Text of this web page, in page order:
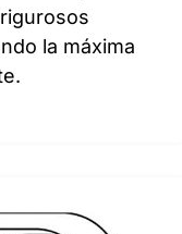
la máxima